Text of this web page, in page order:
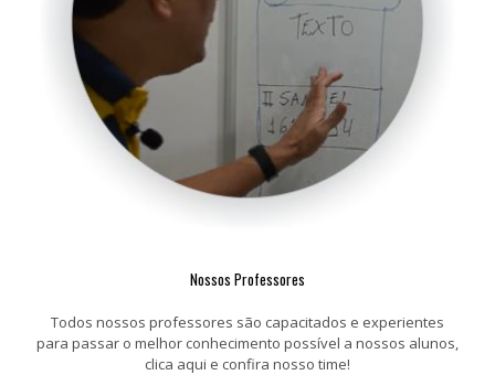
Nossos Professores
Todos nossos professores são capacitados e experientes
para passar o melhor conhecimento possível a nossos alunos,
clica aqui e confira nosso time!